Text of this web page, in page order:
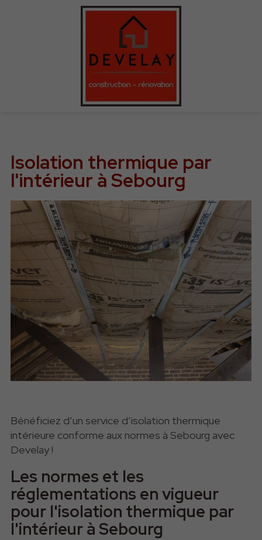
Isolation thermique par
l'intérieur à Sebourg
Bénéficiez d’un service d’isolation thermique
intérieure conforme aux normes à Sebourg avec
Develay !
Les normes et les
réglementations en vigueur
pour l'isolation thermique par
l'intérieur à Sebourg